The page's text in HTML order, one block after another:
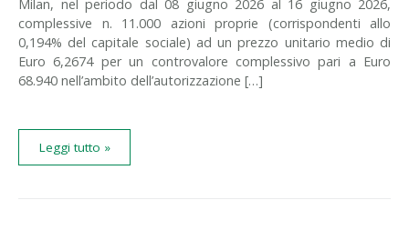
Milan, nel periodo dal 08 giugno 2026 al 16 giugno 2026,
complessive n. 11.000 azioni proprie (corrispondenti allo
0,194% del capitale sociale) ad un prezzo unitario medio di
Euro 6,2674 per un controvalore complessivo pari a Euro
68.940 nell’ambito dell’autorizzazione […]
Leggi tutto »